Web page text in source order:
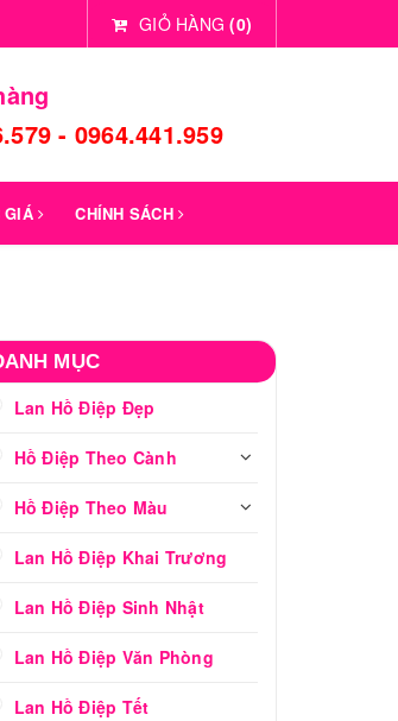
GIỎ HÀNG (0)
- 0964.441.959
GIÁ CHÍNH SÁCH
MỤC
Lan Hồ Điệp Đẹp
Hồ Điệp Theo Cành
Hồ Điệp Theo Màu
Lan Hồ Điệp Khai Trương
Lan Hồ Điệp Sinh Nhật
Lan Hồ Điệp Văn Phòng
Lan Hồ Điệp Tết